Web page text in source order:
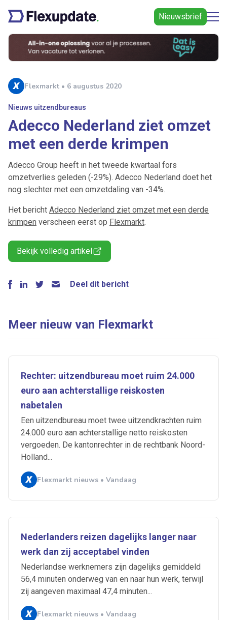
Nieuwsbrief
Flexmarkt • 6 augustus 2020
Nieuws uitzendbureaus
Adecco Nederland ziet omzet
met een derde krimpen
Adecco Group heeft in het tweede kwartaal fors
omzetverlies geleden (-29%). Adecco Nederland doet het
nog slechter met een omzetdaling van -34%.
Het bericht Adecco Nederland ziet omzet met een derde
krimpen verscheen eerst op Flexmarkt.
Bekijk volledig artikel
Deel dit bericht
Meer nieuw van Flexmarkt
Rechter: uitzendbureau moet ruim 24.000
euro aan achterstallige reiskosten
nabetalen
Een uitzendbureau moet twee uitzendkrachten ruim
24.000 euro aan achterstallige netto reiskosten
vergoeden. De kantonrechter in de rechtbank Noord-
Holland...
Flexmarkt nieuws • Vandaag
Nederlanders reizen dagelijks langer naar
werk dan zij acceptabel vinden
Nederlandse werknemers zijn dagelijks gemiddeld
56,4 minuten onderweg van en naar hun werk, terwijl
zij aangeven maximaal 47,4 minuten...
Flexmarkt nieuws • Vandaag